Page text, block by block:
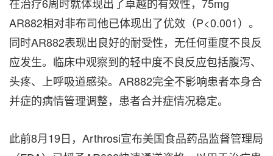
AR882相对非布司他已体现出了优效（P<0.001）。
同时AR882表现出良好的耐受性，无任何重度不良反
应发生。临床中观察到的轻中度不良反应包括腹泻、
头疼、上呼吸道感染。AR882完全不影响患者本身合
并症的病情管理调整，患者合并症情况稳定。
此前8月19日，Arthrosi宣布美国食品药品监督管理局